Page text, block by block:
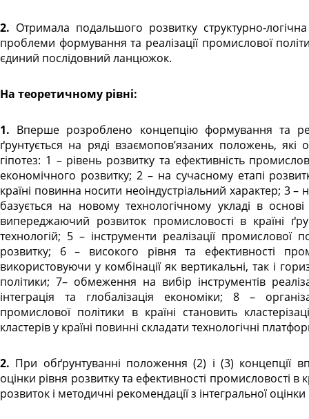
2. Отримала подальшого розвитку структурно-логічна схема проведення наукового дослідження
проблеми формування та реалізації промислової
єдиний послідовний ланцюжок.
На теоретичному рівні:
1. Вперше розроблено концепцію формування та реалізації промислової політики в країні, що
ґрунтується на ряді взаємопов’язаних положень, які
гіпотез: 1 – рівень розвитку та ефективність
економічного розвитку; 2 – на сучасному етапі
країні повинна носити неоіндустріальний характер; 3 –
базується на новому технологічному укладі в
випереджаючий розвиток промисловості в країні
технологій; 5 – інструменти реалізації промислової
розвитку; 6 – високого рівня та ефективності
використовуючи у комбінації як вертикальні, так і
політики; 7– обмеження на вибір інструментів
інтеграція та глобалізація економіки; 8 –
промислової політики в країні становить
кластерів у країні повинні складати технологічні
2. При обґрунтуванні положення (2) і (3) концепції вперше запропоновано методичний підхід до
оцінки рівня розвитку та ефективності промисловості в
розвиток і методичні рекомендації з інтегральної